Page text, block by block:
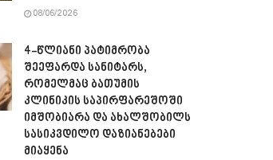
08/06/2026
4-წლიანი პატიმრობა
შეეფარდა სანიტარს,
რომელმაც ბათუმის
კლინიკის საპირფარეშოში
იმშობიარა და ახალშობილს
სასიკვდილო დაზიანებები
მიაყენა